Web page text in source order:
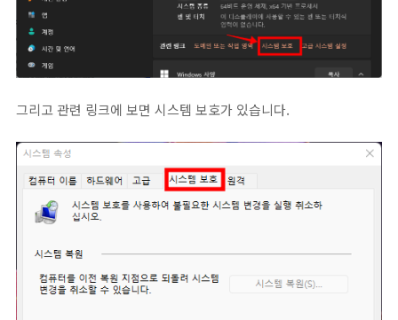
그리고 관련 링크에 보면 시스템 보호가 있습니다.